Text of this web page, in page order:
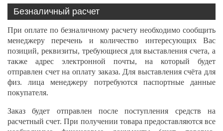
Безналичный расчет
При оплате по безналичному расчету необходимо сообщить
менеджеру перечень и количество интересующих Вас
позиций, реквизиты, требующиеся для выставления счета, а
также адрес электронной почты, на который будет
отправлен счет на оплату заказа. Для выставления счёта для
физ. лица менеджеру потребуются паспортные данные
покупателя.
Заказ будет отправлен после поступления средств на
расчетный счет. При получении товара предоставляются все